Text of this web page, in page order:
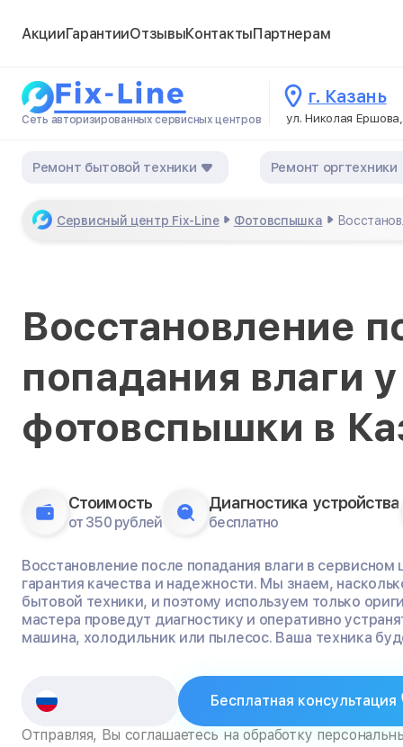
АкцииГарантииОтзывыКонтактыПартнерам
Сеть авторизированных сервисных центров
г. Казань
ул. Николая
Ремонт бытовой техники Ремонт оргтехники
Сервисный центр Fix-Line Фотовспышка
Восстановление
попадания влаги у
фотовспышки в
Стоимость
от 350 рублей
Диагностика устройства
бесплатно
Восстановление после попадания влаги в сервисном
гарантия качества и надежности. Мы знаем,
бытовой техники, и поэтому используем только
мастера проведут диагностику и оперативно
машина, холодильник или пылесос. Ваша техника
Бесплатная консультация
Отправляя, Вы соглашаетесь на обработку